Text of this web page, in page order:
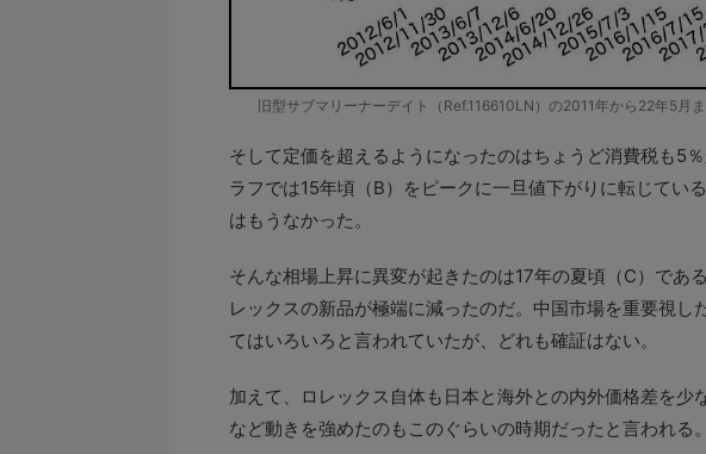
旧型サブマリーナーデイト（Ref.116610LN）の2011年から22年5月
そして定価を超えるようになったのはちょうど消費税も5
ラフでは15年頃（B）をピークに一旦値下がりに転じてい
はもうなかった。
そんな相場上昇に異変が起きたのは17年の夏頃（C）であ
レックスの新品が極端に減ったのだ。中国市場を重要視し
てはいろいろと言われていたが、どれも確証はない。
加えて、ロレックス自体も日本と海外との内外価格差を少
など動きを強めたのもこのぐらいの時期だったと言われる。